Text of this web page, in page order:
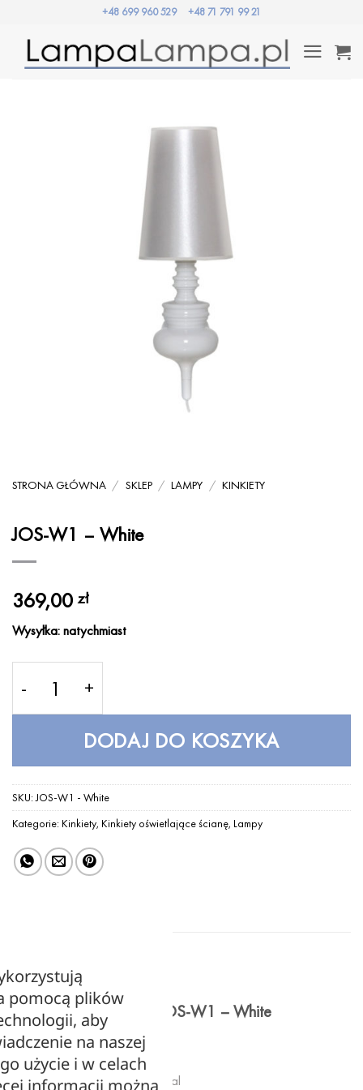
zawartości
+48 699 960 529 +48 71 791 99 21
STRONA GŁÓWNA / SKLEP / LAMPY / KINKIETY
JOS-W1 – White
369,00zł
Wysyłka: natychmiast
DODAJ DO KOSZYKA
SKU:JOS-W1 - White
Kategorie: Kinkiety, Kinkiety oświetlające ścianę, Lampy
Lampa ścienna, kinkiet JOS-W1 – White
Kolor: biała
Materiał: tworzywo PVC, metal
pomocą plików
aby
na naszej
użycie i w celach
informacji można